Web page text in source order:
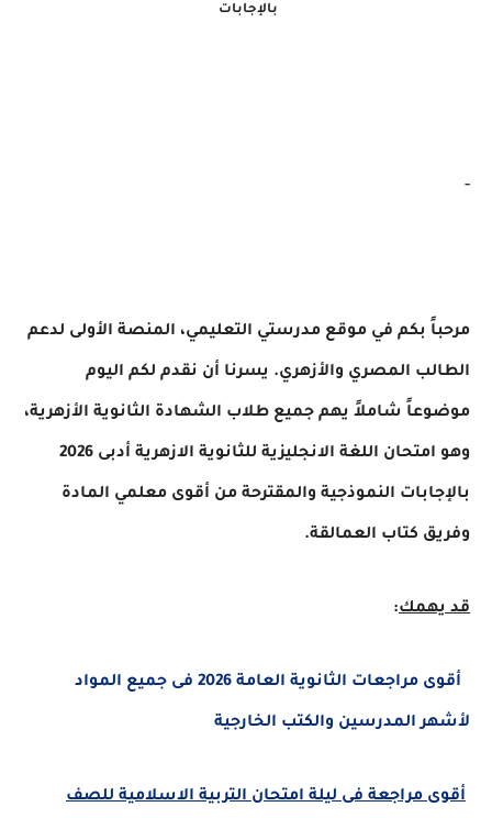
بالإجابات
-
مرحباً بكم في موقع مدرستي التعليمي، المنصة الأولى لدعم
الطالب المصري والأزهري. يسرنا أن نقدم لكم اليوم
موضوعاً شاملاً يهم جميع طلاب الشهادة الثانوية الأزهرية،
وهو امتحان اللغة الانجليزية للثانوية الازهرية أدبى 2026
بالإجابات النموذجية والمقترحة من أقوى معلمي المادة
وفريق كتاب العمالقة.
قد يهمك:
أقوى مراجعات الثانوية العامة 2026 فى جميع المواد
لأشهر المدرسين والكتب الخارجية
أقوى مراجعة فى ليلة امتحان التربية الاسلامية للصف